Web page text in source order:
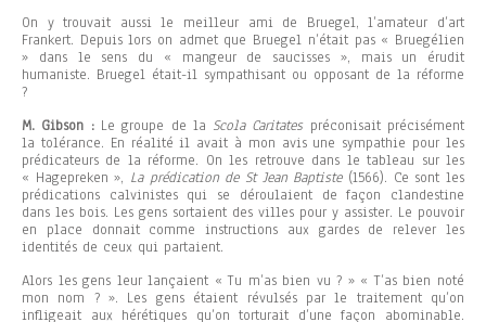
On y trouvait aussi le meilleur ami de Bruegel, l’amateur d’art
Frankert. Depuis lors on admet que Bruegel n’était pas « Bruegélien
» dans le sens du « mangeur de saucisses », mais un érudit
humaniste. Bruegel était-il sympathisant ou opposant de la réforme
?
M. Gibson :Le groupe de la Scola Caritatespréconisait précisément
la tolérance. En réalité il avait à mon avis une sympathie pour les
prédicateurs de la réforme. On les retrouve dans le tableau sur les
« Hagepreken », La prédication de St Jean Baptiste(1566). Ce sont les
prédications calvinistes qui se déroulaient de façon clandestine
dans les bois. Les gens sortaient des villes pour y assister. Le pouvoir
en place donnait comme instructions aux gardes de relever les
identités de ceux qui partaient.
Alors les gens leur lançaient « Tu m’as bien vu ? » « T’as bien noté
mon nom ? ». Les gens étaient révulsés par le traitement qu’on
infligeait aux hérétiques qu’on torturait d’une façon abominable.